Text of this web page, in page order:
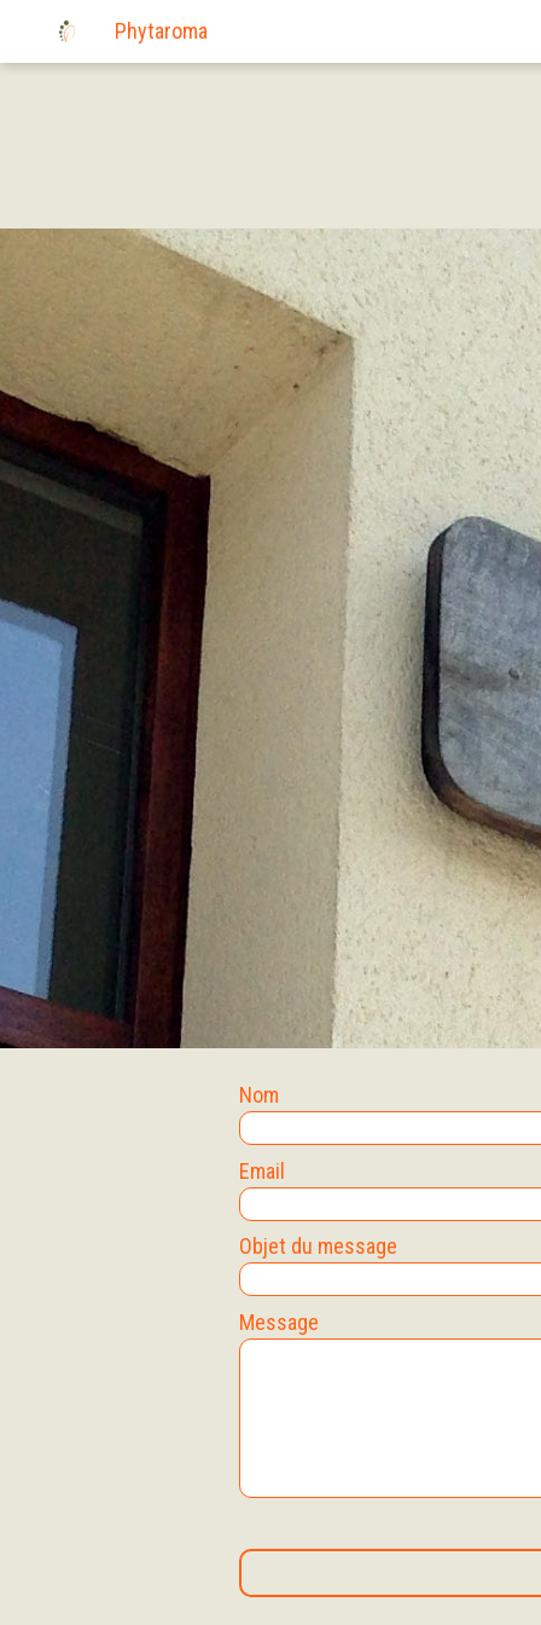
Phytaroma
Nom
Email
Objet du message
Message